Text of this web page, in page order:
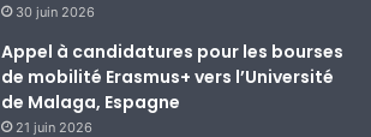
30 juin 2026
Appel à candidatures pour les bourses
de mobilité Erasmus+ vers l’Université
de Malaga, Espagne
21 juin 2026